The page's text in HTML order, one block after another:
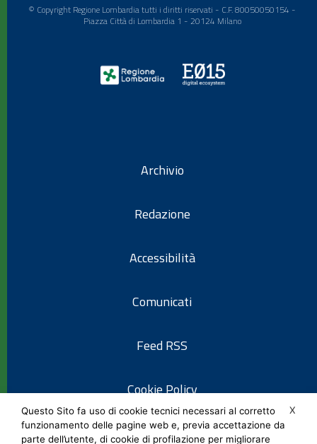
© Copyright Regione Lombardia tutti i diritti riservati - C.F. 80050050154 -
Piazza Città di Lombardia 1 - 20124 Milano
Archivio
Redazione
Accessibilità
Comunicati
Feed RSS
Cookie Policy
Informativa privacy
X
Questo Sito fa uso di cookie tecnici necessari al corretto
funzionamento delle pagine web e, previa accettazione da
parte dell’utente, di cookie di profilazione per migliorare